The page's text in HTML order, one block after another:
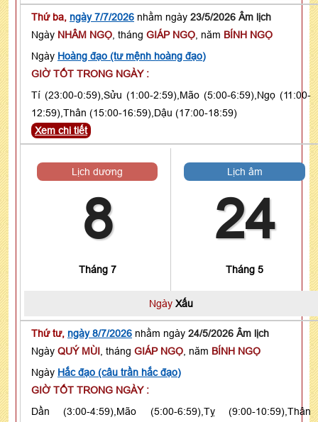
Thứ ba, ngày 7/7/2026 nhằm ngày 23/5/2026 Âm lịch
Ngày NHÂM NGỌ , tháng GIÁP NGỌ , năm BÍNH NGỌ
Ngày Hoàng đạo (tư mệnh hoàng đạo)
GIỜ TỐT TRONG NGÀY :
Tí (23:00-0:59),Sửu (1:00-2:59),Mão (5:00-6:59),Ngọ (11:00-
12:59),Thân (15:00-16:59),Dậu (17:00-18:59)
Xem chi tiết
Lịch dương
8
Tháng 7
Lịch âm
24
Tháng 5
Ngày Xấu
Thứ tư, ngày 8/7/2026 nhằm ngày 24/5/2026 Âm lịch
Ngày QUÝ MÙI , tháng GIÁP NGỌ , năm BÍNH NGỌ
Ngày Hắc đạo (câu trần hắc đạo)
GIỜ TỐT TRONG NGÀY :
Dần (3:00-4:59),Mão (5:00-6:59),Tỵ (9:00-10:59),Thân